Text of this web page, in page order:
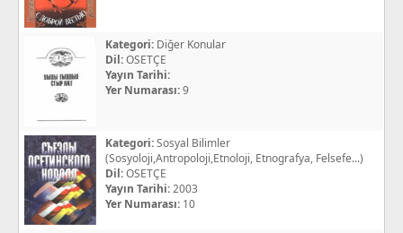
Kategori: Diğer Konular
Dil:OSETÇE
Yayın Tarihi:
Yer Numarası:9
Kategori:Sosyal Bilimler
(Sosyoloji,Antropoloji,Etnoloji, Etnografya, Felsefe...)
Dil:OSETÇE
Yayın Tarihi:2003
Yer Numarası: 10